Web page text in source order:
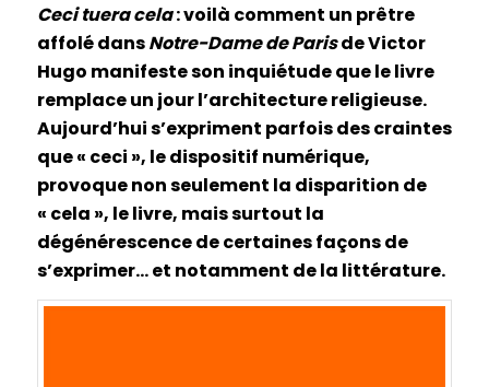
Ceci tuera cela: voilà comment un prêtre
affolé dansNotre-Dame de Parisde Victor
Hugo manifeste son inquiétude que le livre
remplace un jour l’architecture religieuse.
Aujourd’hui s’expriment parfois des craintes
que « ceci », le dispositif numérique,
provoque non seulement la disparition de
« cela », le livre, mais surtout la
dégénérescence de certaines façons de
s’exprimer… et notamment de la littérature.